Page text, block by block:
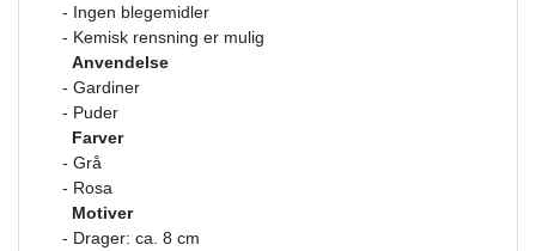
- Ingen blegemidler
- Kemisk rensning er mulig
Anvendelse
- Gardiner
- Puder
Farver
- Grå
- Rosa
Motiver
- Drager: ca. 8 cm